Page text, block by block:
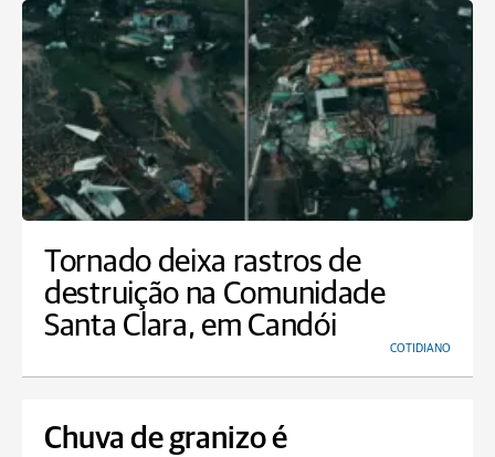
Tornado deixa rastros de
destruição na Comunidade
Santa Clara, em Candói
COTIDIANO
Chuva de granizo é